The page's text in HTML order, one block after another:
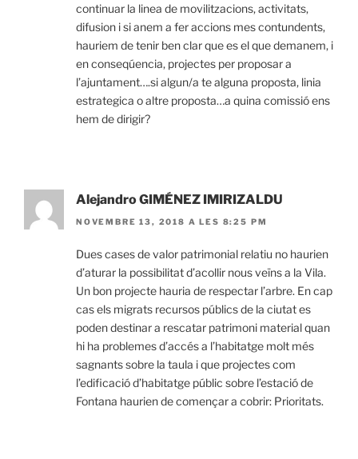
continuar la linea de movilitzacions, activitats,
difusion i si anem a fer accions mes contundents,
hauriem de tenir ben clar que es el que demanem, i
en conseqúencia, projectes per proposar a
l’ajuntament….si algun/a te alguna proposta, linia
estrategica o altre proposta…a quina comissió ens
hem de dirigir?
Alejandro GIMÉNEZ IMIRIZALDU
NOVEMBRE 13, 2018 A LES 8:25 PM
Dues cases de valor patrimonial relatiu no haurien
d’aturar la possibilitat d’acollir nous veïns a la Vila.
Un bon projecte hauria de respectar l’arbre. En cap
cas els migrats recursos públics de la ciutat es
poden destinar a rescatar patrimoni material quan
hi ha problemes d’accés a l’habitatge molt més
sagnants sobre la taula i que projectes com
l’edificació d’habitatge públic sobre l’estació de
Fontana haurien de començar a cobrir: Prioritats.